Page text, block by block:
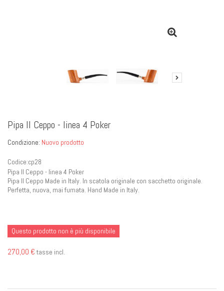
Pipa Il Ceppo - linea 4 Poker
Condizione: Nuovo prodotto
Codice:cp28
Pipa Il Ceppo - linea 4 Poker
Pipa Il Ceppo Made in Italy. In scatola originale con sacchetto originale.
Perfetta, nuova, mai fumata. Hand Made in Italy.
Questo prodotto non è più disponibile
270,00 € tasse incl.